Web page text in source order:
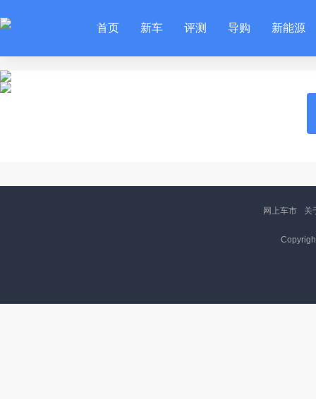
首页 新车 评测 导购 新能源
网上车市 关